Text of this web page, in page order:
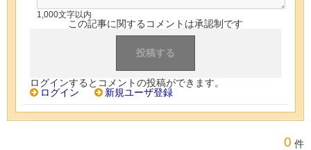
1,000文字以内
この記事に関するコメントは承認制です
ログインするとコメントの投稿ができます。
ログイン
新規ユーザ登録
0 件